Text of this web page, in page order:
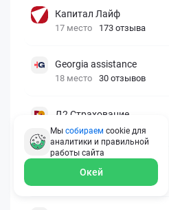
Капитал Лайф
17 место 173 отзыва
Georgia assistance
18 место 30 отзывов
Д2 Страхование
19 место 10 отзывов
20 место 7 отзывов
Мы собираем cookie для
аналитики и правильной
работы сайта
Окей